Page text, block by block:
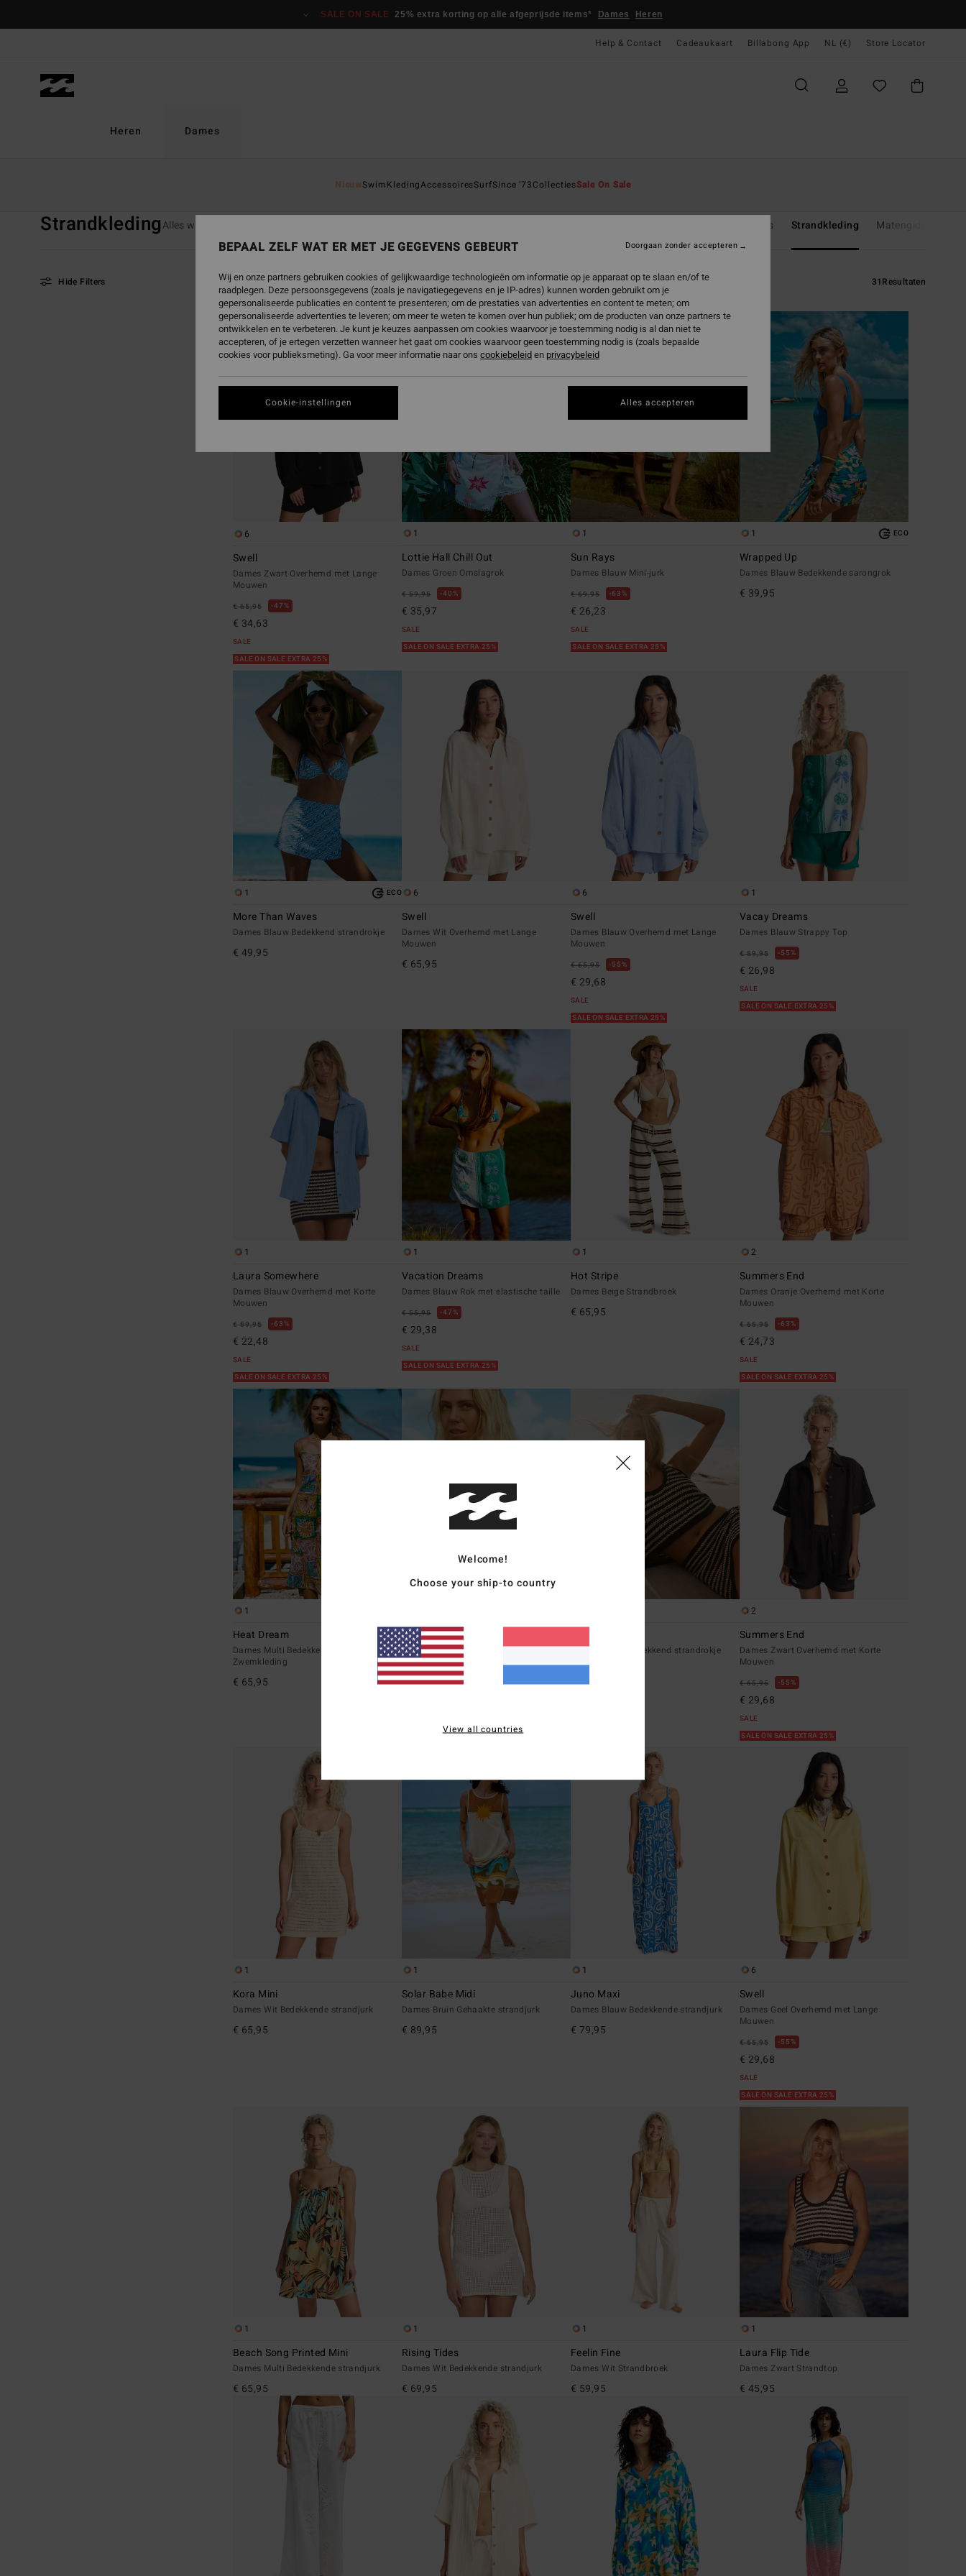
SALE ON SALE 25% extra korting op alle afgeprijsde items* Dames Heren
Help & Contact Cadeaukaart Billabong App NL (€) Store Locator
Heren Dames
NieuwSwimKledingAccessoiresSurfSince '73CollectiesSale On Sale
StrandkledingAlles weergeven Boardshorts Strandkleding Matengids Swim
Hide Filters 31Resultaten
Overslaan
naar
zoekfiltercriteria
Ga
naar
sorteren
6
Swell
Dames Zwart Overhemd met Lange
Mouwen
€ 65,95 47%
€ 34,63
SALE
SALE ON SALE EXTRA 25%
1
Lottie Hall Chill Out
Dames Groen Omslagrok
€ 59,95 40%
€ 35,97
SALE
SALE ON SALE EXTRA 25%
1
Sun Rays
Dames Blauw Mini-jurk
€ 69,95 63%
€ 26,23
SALE
SALE ON SALE EXTRA 25%
1 ECO
Wrapped Up
Dames Blauw Bedekkende sarongrok
€ 39,95
1 ECO
More Than Waves
Dames Blauw Bedekkend strandrokje
€ 49,95
6
Swell
Dames Wit Overhemd met Lange
Mouwen
€ 65,95
6
Swell
Dames Blauw Overhemd met Lange
Mouwen
€ 65,95 55%
€ 29,68
SALE
SALE ON SALE EXTRA 25%
1
Vacay Dreams
Dames Blauw Strappy Top
€ 59,95 55%
€ 26,98
SALE
SALE ON SALE EXTRA 25%
1
Laura Somewhere
Dames Blauw Overhemd met Korte
Mouwen
€ 59,95 63%
€ 22,48
SALE
SALE ON SALE EXTRA 25%
1
Vacation Dreams
Dames Blauw Rok met elastische taille
€ 55,95 47%
€ 29,38
SALE
SALE ON SALE EXTRA 25%
1
Hot Stripe
Dames Beige Strandbroek
€ 65,95
2
Summers End
Dames Oranje Overhemd met Korte
Mouwen
€ 65,95 63%
€ 24,73
SALE
SALE ON SALE EXTRA 25%
1
Heat Dream
Dames Multi Bedekkend Model voor
Zwemkleding
€ 65,95
Laura Waves
Dames Wit Relaxed blouse-jurk
€ 69,95 63%
€ 26,23
SALE ON SALE EXTRA 25%
Dames Zwart Bedekkend strandrokje
2
Summers End
Dames Zwart Overhemd met Korte
Mouwen
€ 65,95 55%
€ 29,68
SALE
SALE ON SALE EXTRA 25%
1
Kora Mini
Dames Wit Bedekkende strandjurk
€ 65,95
1
Solar Babe Midi
Dames Bruin Gehaakte strandjurk
€ 89,95
1
Juno Maxi
Dames Blauw Bedekkende strandjurk
€ 79,95
6
Swell
Dames Geel Overhemd met Lange
Mouwen
€ 65,95 55%
€ 29,68
SALE
SALE ON SALE EXTRA 25%
1
Beach Song Printed Mini
Dames Multi Bedekkende strandjurk
€ 65,95
1
Rising Tides
Dames Wit Bedekkende strandjurk
€ 69,95
1
Feelin Fine
Dames Wit Strandbroek
€ 59,95
1
Laura Flip Tide
Dames Zwart Strandtop
€ 45,95
Welcome!
Choose your ship-to country
View all countries
BEPAAL ZELF WAT ER MET JE GEGEVENS GEBEURT
Wij en onze partners gebruiken cookies of gelijkwaardige technologieën om informatie op je apparaat op te slaan en/of te
raadplegen. Deze persoonsgegevens (zoals je navigatiegegevens en je IP-adres) kunnen worden gebruikt om je
gepersonaliseerde publicaties en content te presenteren; om de prestaties van advertenties en content te meten; om
gepersonaliseerde advertenties te leveren; om meer te weten te komen over hun publiek; om de producten van onze partners te
ontwikkelen en te verbeteren. Je kunt je keuzes aanpassen om cookies waarvoor je toestemming nodig is al dan niet te
accepteren, of je ertegen verzetten wanneer het gaat om cookies waarvoor geen toestemming nodig is (zoals bepaalde
cookies voor publieksmeting). Ga voor meer informatie naar ons cookiebeleiden privacybeleid
Cookie-instellingen
Doorgaan zonder accepteren
Alles accepteren